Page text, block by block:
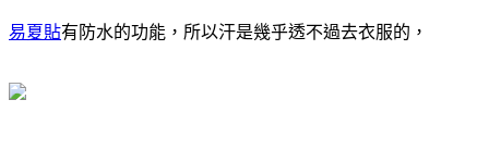
易夏貼有防水的功能，所以汗是幾乎透不過去衣服的，